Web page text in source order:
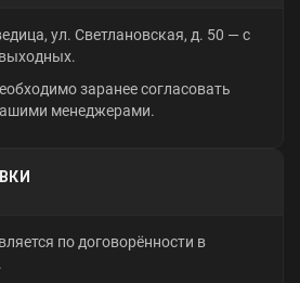
ул. Светлановская, д. 50 — с
заранее согласовать
менеджерами.
по договорённости в